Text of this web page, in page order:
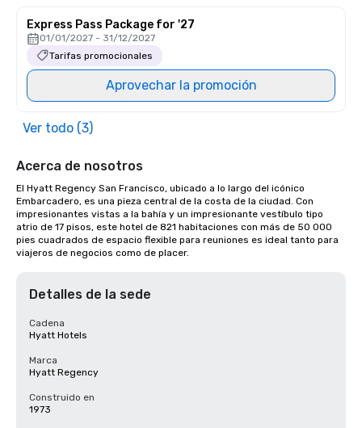
Express Pass Package for '27
01/01/2027 - 31/12/2027
Tarifas promocionales
Aprovechar la promoción
Ver todo (3)
Acerca de nosotros
El Hyatt Regency San Francisco, ubicado a lo largo del icónico
Embarcadero, es una pieza central de la costa de la ciudad. Con
impresionantes vistas a la bahía y un impresionante vestíbulo tipo
atrio de 17 pisos, este hotel de 821 habitaciones con más de 50 000
pies cuadrados de espacio flexible para reuniones es ideal tanto para
viajeros de negocios como de placer.
Detalles de la sede
Cadena
Hyatt Hotels
Marca
Hyatt Regency
Construido en
1973